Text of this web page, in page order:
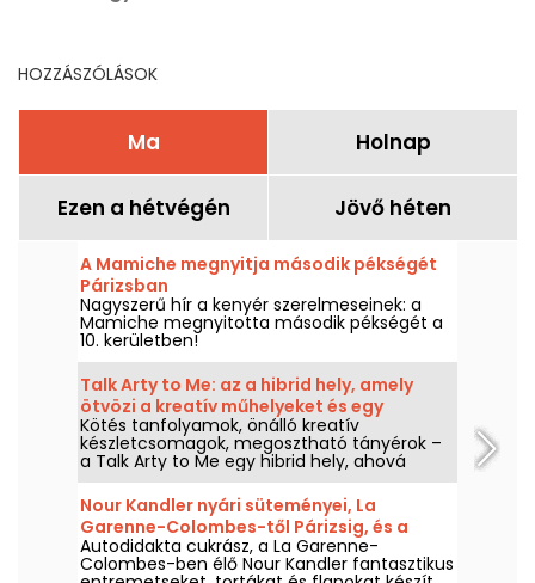
HOZZÁSZÓLÁSOK
Ma Holnap
Ezen a hétvégén Jövő héten
A Mamiche megnyitja második pékségét
Párizsban
Nagyszerű hír a kenyér szerelmeseinek: a
Mamiche megnyitotta második pékségét a
10. kerületben!
Talk Arty to Me: az a hibrid hely, amely
ötvözi a kreatív műhelyeket és egy
művészeti éttermet a Maraisban
Kötés tanfolyamok, önálló kreatív
készletcsomagok, megosztható tányérok –
a Talk Arty to Me egy hibrid hely, ahová
egyszerre jön az, aki alkotni akar, és az is, aki
jókat enni, a művészeti műhelyek és a laza
szezonális étterem között.
Nour Kandler nyári süteményei, La
Garenne-Colombes-től Párizsig, és a
műhelyei
Autodidakta cukrász, a La Garenne-
Colombes-ben élő Nour Kandler fantasztikus